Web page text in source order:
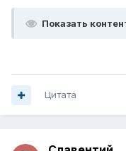
Показать
Цитата